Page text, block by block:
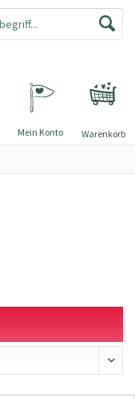
Warenkorb
Mein Konto